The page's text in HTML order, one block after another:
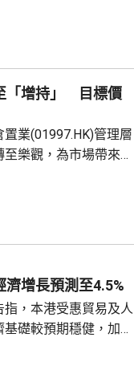
自研，持續豐富產品
過33000台，穩居全
出首款人形機器人
「增持」 目標價
業(01997.HK)管理層
樂觀，為市場帶來驚
經過去。摩通將九置
租戶銷售額將維持按
又預計2027財年續租
增長預測至4.5%
，本港受惠貿易及人
礎較預期穩健，加上